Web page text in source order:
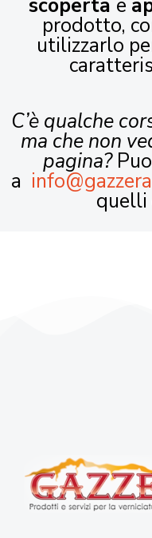
scoperta e
prodotto,
utilizzarlo
C’è qualche
ma che non
pagina?
a
quelli